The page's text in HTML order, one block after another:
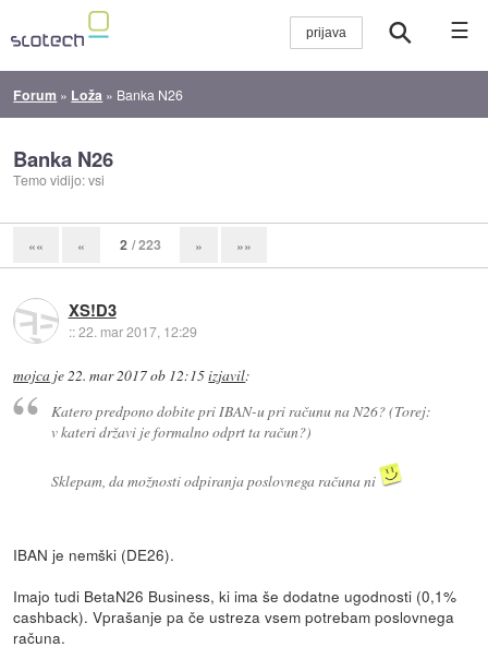
☰
Forum » Loža » Banka N26
Banka N26
Temo vidijo: vsi
«« « 2 / 223 » »»
XS!D3
::22. mar 2017, 12:29
mojca je22. mar 2017 ob 12:15izjavil:
Katero predpono dobite pri IBAN-u pri računu na N26? (Torej:
v kateri državi je formalno odprt ta račun?)
Sklepam, da možnosti odpiranja poslovnega računa ni
IBAN je nemški (DE26).
Imajo tudi BetaN26 Business, ki ima še dodatne ugodnosti (0,1%
cashback). Vprašanje pa če ustreza vsem potrebam poslovnega
računa.